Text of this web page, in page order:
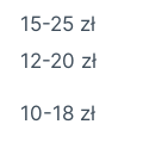
15-25 zł
12-20 zł
10-18 zł